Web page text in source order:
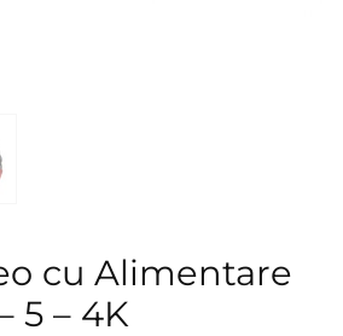
cu Alimentare
5 – 4K